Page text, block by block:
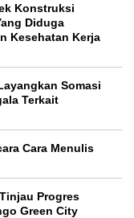
Konstruksi
Diduga
Kesehatan Kerja
Somasi
Terkait
Cara Menulis
Progres
Green City